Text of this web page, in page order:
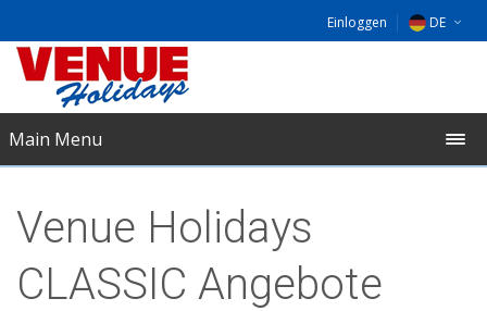
Einloggen DE
UK
Main Menu
Venue Holidays
CLASSIC Angebote